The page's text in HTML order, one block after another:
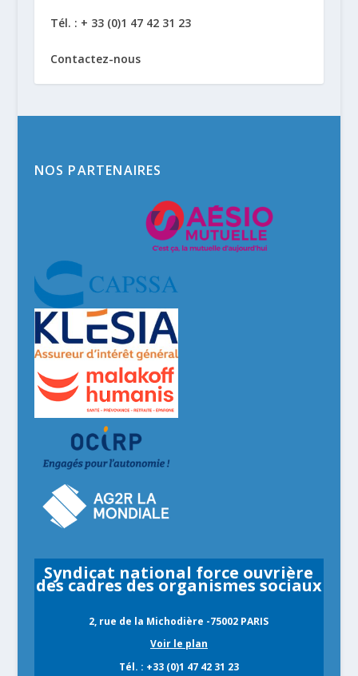
Tél. : + 33 (0)1 47 42 31 23
Contactez-nous
NOS PARTENAIRES
Syndicat national force ouvrière
des cadres des organismes sociaux
2, rue de la Michodière -75002 PARIS
Voir le plan
Tél. : +33 (0)1 47 42 31 23